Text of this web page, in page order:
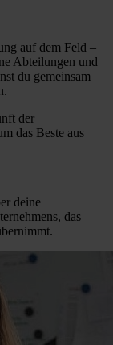
auf dem Feld –
Abteilungen und
du gemeinsam
der
das Beste aus
deine
das